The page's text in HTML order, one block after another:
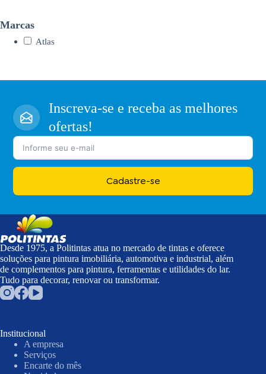
Marcas
Atlas
Inscreva-se e receba as melhores
ofertas!
Cadastre-se
Desde 1975, a Politintas atua no mercado de tintas e oferece
soluções para pintura imobiliária, automotiva e industrial, além
de complementos para pintura, ferramentas e utilidades do lar.
Tudo para decorar, renovar ou transformar.
Institucional
A empresa
Serviços
Encarte do mês